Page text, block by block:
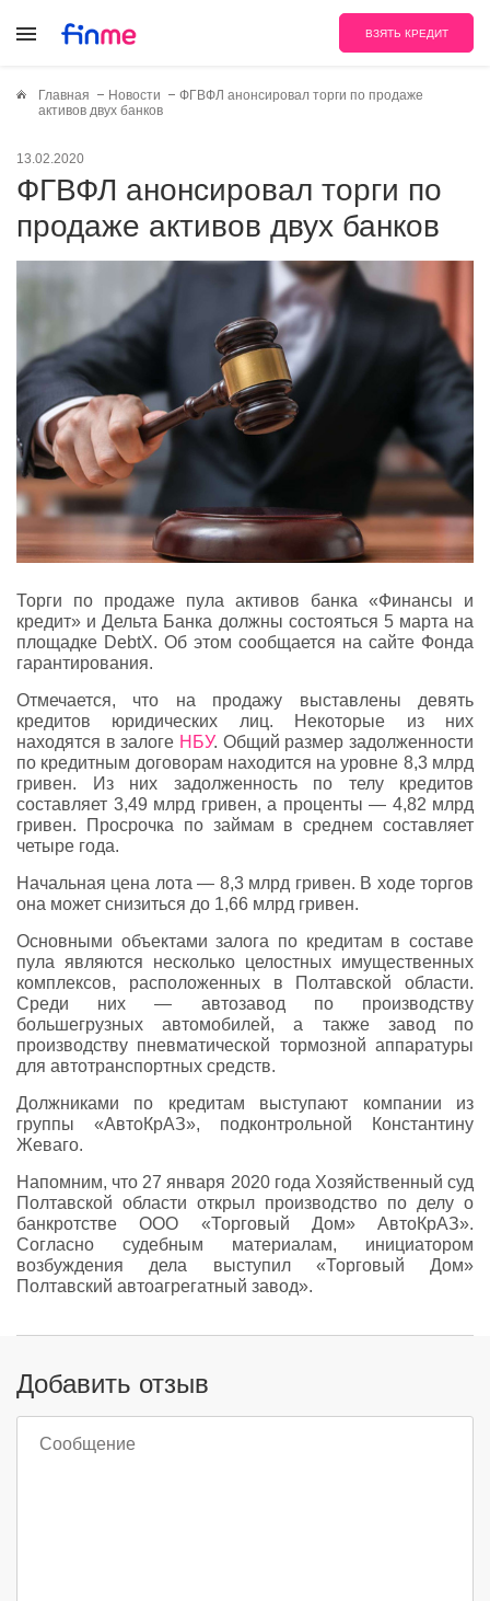
ВЗЯТЬ КРЕДИТ
Главная Новости
ФГВФЛ анонсировал торги по продаже
активов двух банков
13.02.2020
ФГВФЛ анонсировал торги по
продаже активов двух банков
Торги по продаже пула активов банка «Финансы и
кредит» и Дельта Банка должны состояться 5 марта на
площадке DebtX. Об этом сообщается на сайте Фонда
гарантирования.
Отмечается, что на продажу выставлены девять
кредитов юридических лиц. Некоторые из них
находятся в залоге НБУ. Общий размер задолженности
по кредитным договорам находится на уровне 8,3 млрд
гривен. Из них задолженность по телу кредитов
составляет 3,49 млрд гривен, а проценты — 4,82 млрд
гривен. Просрочка по займам в среднем составляет
четыре года.
Начальная цена лота — 8,3 млрд гривен. В ходе торгов
она может снизиться до 1,66 млрд гривен.
Основными объектами залога по кредитам в составе
пула являются несколько целостных имущественных
комплексов, расположенных в Полтавской области.
Среди них — автозавод по производству
большегрузных автомобилей, а также завод по
производству пневматической тормозной аппаратуры
для автотранспортных средств.
Должниками по кредитам выступают компании из
группы «АвтоКрАЗ», подконтрольной Константину
Жеваго.
Напомним, что 27 января 2020 года Хозяйственный суд
Полтавской области открыл производство по делу о
банкротстве ООО «Торговый Дом» АвтоКрАЗ».
Согласно судебным материалам, инициатором
возбуждения дела выступил «Торговый Дом»
Полтавский автоагрегатный завод».
Добавить отзыв